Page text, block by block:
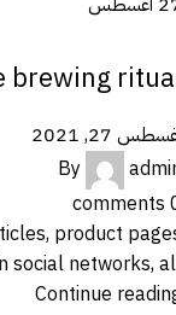
brewing
27, 2021
By
comments
product
social networks,
Continue